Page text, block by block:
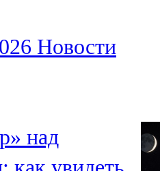
Новости
над